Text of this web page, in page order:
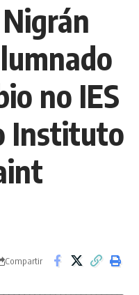
no IES
Instituto
Compartir